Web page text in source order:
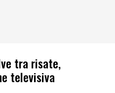
tra risate,
televisiva